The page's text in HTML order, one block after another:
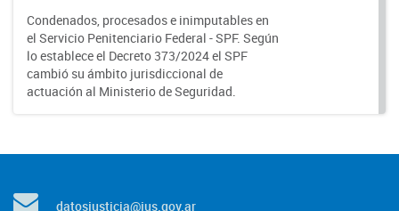
Condenados, procesados e inimputables en
el Servicio Penitenciario Federal - SPF. Según
lo establece el Decreto 373/2024 el SPF
cambió su ámbito jurisdiccional de
actuación al Ministerio de Seguridad.
datosjusticia@jus.gov.ar